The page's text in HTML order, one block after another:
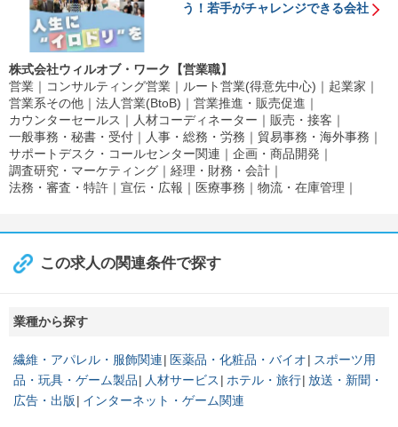
う！若手がチャレンジできる会社
株式会社ウィルオブ・ワーク【営業職】
営業
コンサルティング営業 ルート営業(得意先中心)
起業家
営業系その他
法人営業(BtoB)
営業推進・販売促進
カウンターセールス
人材コーディネーター
販売・接客
一般事務・秘書・受付
人事・総務・労務
貿易事務・海外事務
サポートデスク・コールセンター関連
企画・商品開発
調査研究・マーケティング
経理・財務・会計
法務・審査・特許
宣伝・広報 医療事務 物流・在庫管理
この求人の関連条件で探す
業種から探す
繊維・アパレル・服飾関連 医薬品・化粧品・バイオ
スポーツ用
品・玩具・ゲーム製品
人材サービス ホテル・旅行 放送・新聞・
広告・出版
インターネット・ゲーム関連